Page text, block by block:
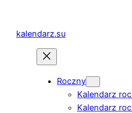
treścikalendarz.su
Roczny
Kalendarz
Kalendarz